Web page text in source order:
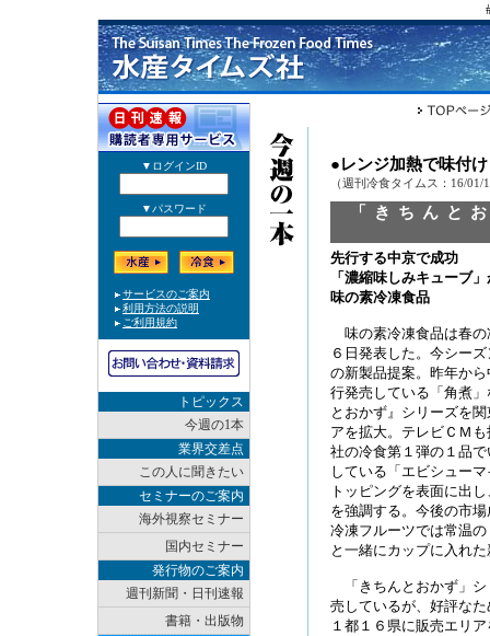
トピックス
今週の1本
業界交差点
この人に聞きたい
セミナーのご案内
海外視察セミナー
国内セミナー
発行物のご案内
週刊新聞・日刊速報
書籍・出版物
●レンジ加熱で味付
（週刊冷食タイムス：16/01/
「きちんと
先行する中京で成功
「濃縮味しみキューブ
味の素冷凍食品
味の素冷凍食品は春の
６日発表した。今シー
の新製品提案。昨年か
行発売している「角煮
とおかず』シリーズを
アを拡大。テレビＣＭ
社の冷食第１弾の１品
している「エビシュー
トッピングを表面に出
を強調する。今後の市
冷凍フルーツでは常温
と一緒にカップに入れ
「きちんとおかず」シ
売しているが、好評な
１都１６県に販売エリ